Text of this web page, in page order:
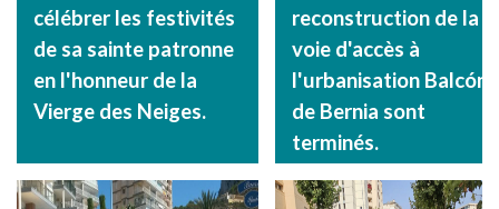
célébrer les festivités
de sa sainte patronne
en l'honneur de la
Vierge des Neiges.
reconstruction de la
voie d'accès à
l'urbanisation Balcón
de Bernia sont
terminés.